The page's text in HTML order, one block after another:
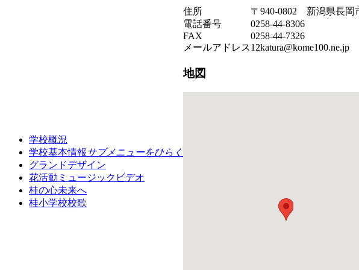
学校概況
学校基本情報 サブメニューをひらく
グランドデザイン
花活動ミュージックビデオ
桂の心未来へ
桂小学校校歌
住所
〒940-0802 新潟県長岡
電話番号
0258-44-8306
FAX
0258-44-7326
メールアドレス12katura@kome100.ne.jp
地図